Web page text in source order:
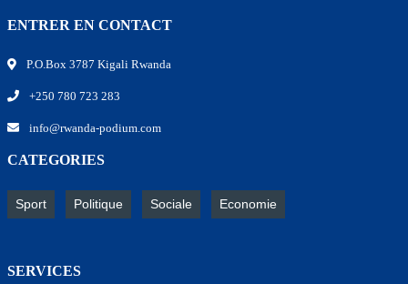
ENTRER EN CONTACT
P.O.Box 3787 Kigali Rwanda
+250 780 723 283
info@rwanda-podium.com
CATEGORIES
Sport Politique Sociale Economie
SERVICES